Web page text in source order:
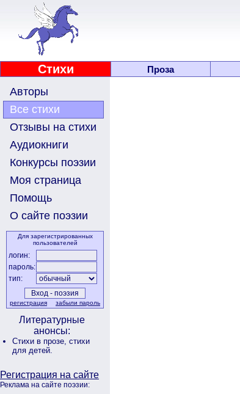
Стихи Проза
Авторы
Все стихи
Отзывы на стихи
Аудиокниги
Конкурсы поэзии
Моя страница
Помощь
О сайте поэзии
Для зарегистрированных
пользователей
логин:
пароль:
тип:
регистрация забыли пароль
Литературные
анонсы:
Стихи в прозе, стихи
для детей.
Регистрация на сайте
Реклама на сайте поэзии: